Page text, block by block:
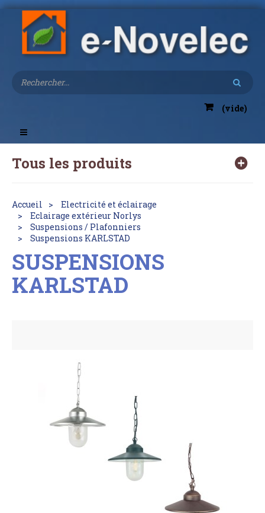
(vide)
Toggle
navigation
Tous les produits
Accueil
Electricité et éclairage
Eclairage extérieur Norlys
Suspensions / Plafonniers
Suspensions KARLSTAD
SUSPENSIONS
KARLSTAD